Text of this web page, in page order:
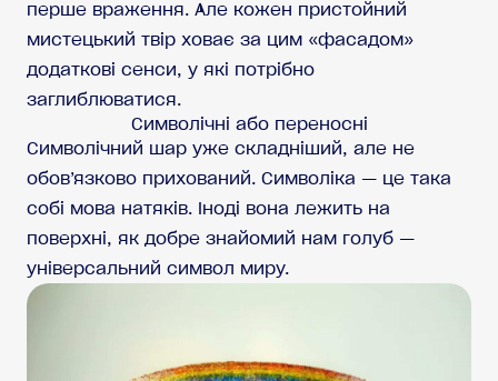
перше враження. Але кожен пристойний
мистецький твір ховає за цим «фасадом»
додаткові сенси, у які потрібно
заглиблюватися.
Символічні або переносні
Символічний шар уже складніший, але не
обов’язково прихований. Символіка — це така
собі мова натяків. Іноді вона лежить на
поверхні, як добре знайомий нам голуб —
універсальний символ миру.